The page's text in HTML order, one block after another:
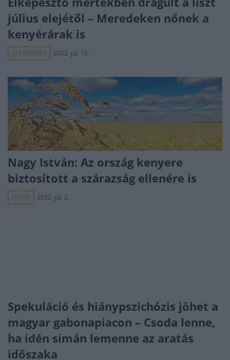
július elejétől – Meredeken nőnek a
kenyérárak is
ELEMZÉSEK 2022. júl. 15.
Nagy István: Az ország kenyere
biztosított a szárazság ellenére is
HÍREK 2022. júl. 2.
Spekuláció és hiánypszichózis jöhet a
magyar gabonapiacon – Csoda lenne,
ha idén simán lemenne az aratás
időszaka